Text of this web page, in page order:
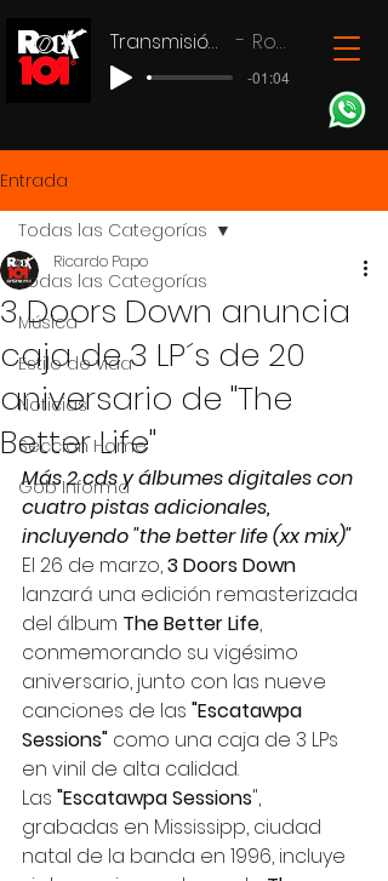
Transmisión en vivo Rock 101
-01:04
Entrada
Todas las Categorías
Música
Estilo de vida
Noticias
Seccion Home
Gob Informa
Todas las Categorías
3 Doors Down anuncia
caja de 3 LP´s de 20
aniversario de "The
Better Life"
Ricardo Papo
Más 2 cds y álbumes digitales con
cuatro pistas adicionales,
incluyendo "the better life (xx mix)"
El 26 de marzo, 3 Doors Down
lanzará una edición remasterizada
del álbum The Better Life,
conmemorando su vigésimo
aniversario, junto con las nueve
canciones de las "Escatawpa
Sessions" como una caja de 3 LPs
en vinil de alta calidad.
Las "Escatawpa Sessions",
grabadas en Mississipp, ciudad
natal de la banda en 1996, incluye